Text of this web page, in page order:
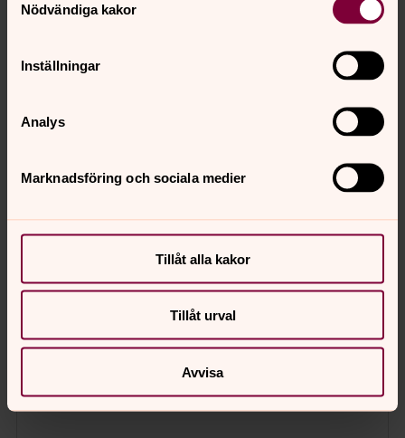
Nödvändiga kakor
Inställningar
Analys
Marknadsföring och sociala medier
Tillåt alla kakor
Tillåt urval
Avvisa